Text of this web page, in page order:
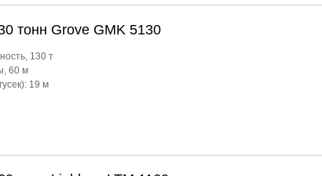
тонн Grove GMK 5130
130 т
60 м
19 м